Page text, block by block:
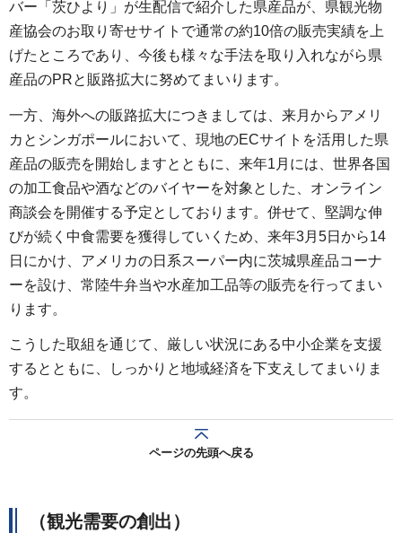
バー「茨ひより」が生配信で紹介した県産品が、県観光物
産協会のお取り寄せサイトで通常の約10倍の販売実績を上
げたところであり、今後も様々な手法を取り入れながら県
産品のPRと販路拡大に努めてまいります。
一方、海外への販路拡大につきましては、来月からアメリ
カとシンガポールにおいて、現地のECサイトを活用した県
産品の販売を開始しますとともに、来年1月には、世界各国
の加工食品や酒などのバイヤーを対象とした、オンライン
商談会を開催する予定としております。併せて、堅調な伸
びが続く中食需要を獲得していくため、来年3月5日から14
日にかけ、アメリカの日系スーパー内に茨城県産品コーナ
ーを設け、常陸牛弁当や水産加工品等の販売を行ってまい
ります。
こうした取組を通じて、厳しい状況にある中小企業を支援
するとともに、しっかりと地域経済を下支えしてまいりま
す。
ページの先頭へ戻る
（観光需要の創出）